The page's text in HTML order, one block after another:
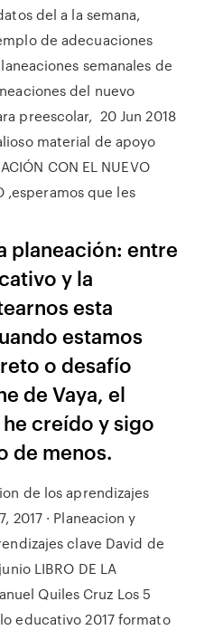
del a la semana,
de adecuaciones
semanales de
del nuevo
preescolar, 20 Jun 2018
material de apoyo
CON EL NUEVO
,esperamos que les
planeación: entre
y la
esta
estamos
o desafío
de Vaya, el
creído y sigo
de menos.
de los aprendizajes
2017 · Planeacion y
clave David de
LIBRO DE LA
Quiles Cruz Los 5
educativo 2017 formato